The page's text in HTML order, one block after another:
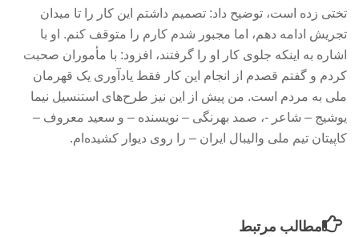
تختی زده است، توضیح داد: تصمیم داشتم این کار را تا میدان
تجریش ادامه دهم، اما مجبور شدم کارم را متوقف کنم. او با
اشاره به اینکه جلوی کار او را گرفتند، افزود: با مأموران صحبت
کردم و گفتم قصدم از انجام این کار فقط یادآوری یک قهرمان
ملی به مردم است. من پیش از این نیز طرح‌های استنسیل نیما
یوشیج – شاعر -، صمد بهرنگی – نویسنده – و سعید معروف –
کاپیتان تیم ملی والیبال ایران – را روی دیوار کشیده‌ام.
مطالب مرتبط